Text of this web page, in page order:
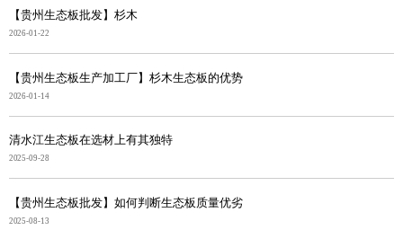
【贵州生态板批发】杉木
2026-01-22
【贵州生态板生产加工厂】杉木生态板的优势
2026-01-14
清水江生态板在选材上有其独特
2025-09-28
【贵州生态板批发】如何判断生态板质量优劣
2025-08-13